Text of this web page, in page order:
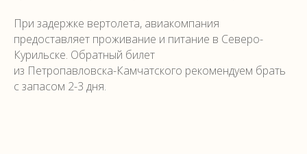
При задержке вертолета, авиакомпания
предоставляет проживание и питание в Северо-
Курильске. Обратный билет
из Петропавловска-Камчатского рекомендуем брать
с запасом 2-3 дня.